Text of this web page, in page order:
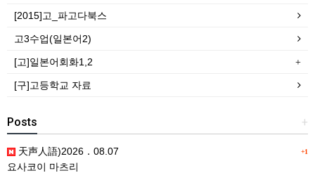
[2015]고_파고다북스
고3수업(일본어2)
[고]일본어회화1,2
[구]고등학교 자료
+
Posts
+1
天声人語)2026．08.07
요사코이 마츠리